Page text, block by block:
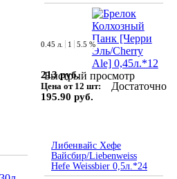
Быстрый просмотр
0.45 л. 1 5.5 %
213 руб.
Цена от 12 шт:
195.90 руб.
Достаточно
Либенвайс Хефе
Вайсбир/Liebenweiss
Hefe Weissbier 0,5л.*24